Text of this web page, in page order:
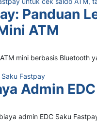
Panduan
ATM
mini berbasis
Admin
admin EDC Saku